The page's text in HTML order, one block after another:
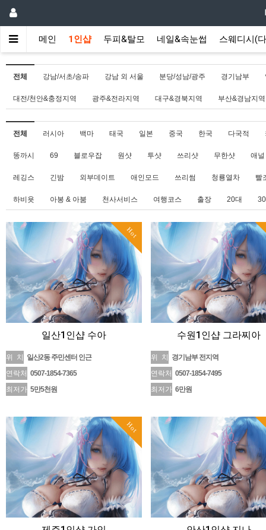
메인 1인샵 두피&탈모 네일&속눈썹 스웨디시(
전체 강남/서초/송파 강남 외 서울 분당/성남/광주 경기남부
대전/천안&충정지역 광주&전라지역 대구&경북지역 부산&경남지역
전체 러시아 백마 태국 일본 중국 한국 다국적
똥까시 69 블로우잡 원샷 투샷 쓰리샷 무한샷 애
레깅스 긴밤 외부데이트 애인모드 쓰리썸 청룡열차 빨
하비욧 아봉 & 아붐 천사서비스 여행코스 출장 20대
Hot
일산1인샵 수아
위 치 일산2동 주민센터 인근
연락처 0507-1854-7365
최저가 5만5천원
수원1인샵 그라찌아
위 치 경기남부 전지역
연락처 0507-1854-7495
최저가 6만원
Hot